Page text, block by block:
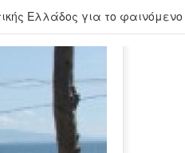
Ελλάδος για το